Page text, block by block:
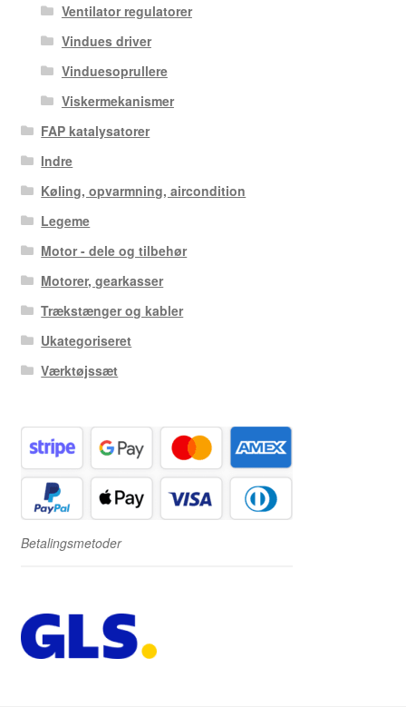
Ventilator regulatorer
Vindues driver
Vinduesoprullere
Viskermekanismer
FAP katalysatorer
Indre
Køling, opvarmning, aircondition
Legeme
Motor - dele og tilbehør
Motorer, gearkasser
Trækstænger og kabler
Ukategoriseret
Værktøjssæt
Betalingsmetoder